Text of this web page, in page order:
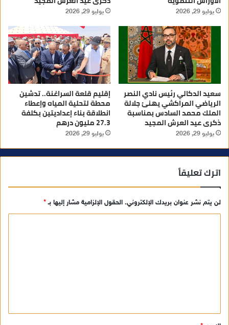
يوليو 29, 2026 يوليو 29, 2026
سعيد الدكالي رئيس نادي النصر
الرياضي المراكشي يهنئ جلالة
الملك محمد السادس بمناسبة
ذكرى عيد العرش المجيد
يوليو 29, 2026
إقليم قلعة السراغنة.. تدشين
محطة لتحلية المياه وإعطاء
انطلاقة بناء إعداديتين بكلفة
27.3 مليون درهم
يوليو 29, 2026
اترك تعليقاً
لن يتم نشر عنوان بريدك الإلكتروني. الحقول الإلزامية مشار إليها بـ*
ق